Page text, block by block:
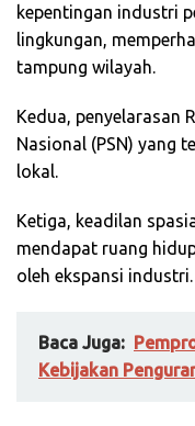
kepentingan industri
lingkungan,
tampung wilayah.
Kedua, penyelarasan
Nasional (PSN) yang
lokal.
Ketiga, keadilan
mendapat ruang
oleh ekspansi industri.
Baca Juga:
Kebijakan